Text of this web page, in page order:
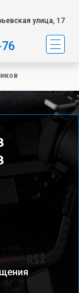
улица, 17